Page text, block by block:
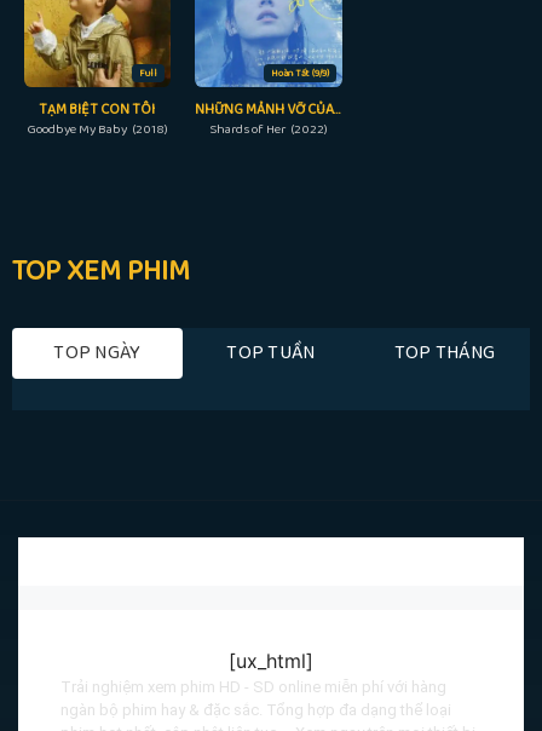
Full
TẠM BIỆT CON TÔI
Goodbye My Baby (2018)
Hoàn Tất (9/9)
NHỮNG MẢNH VỠ CỦA KÝ ỨC CÔ
Shards of Her (2022)
TOP XEM PHIM
TOP NGÀY TOP TUẦN TOP THÁNG